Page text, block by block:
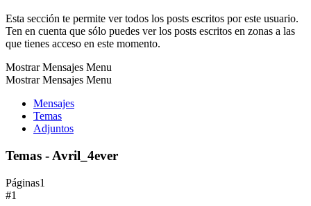
Esta sección te permite ver todos los posts escritos por este usuario.
Ten en cuenta que sólo puedes ver los posts escritos en zonas a las
que tienes acceso en este momento.
Mostrar Mensajes Menu
Mostrar Mensajes Menu
Mensajes
Temas
Adjuntos
Temas - Avril_4ever
Páginas1
#1